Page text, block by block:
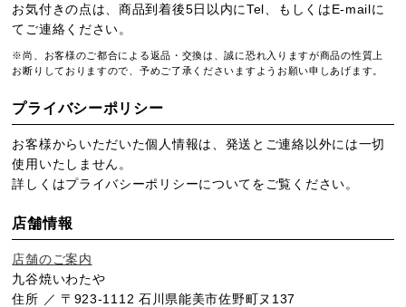
お気付きの点は、商品到着後5日以内にTel、もしくはE-mailに
てご連絡ください。
※尚、お客様のご都合による返品・交換は、誠に恐れ入りますが商品の性質上
お断りしておりますので、予めご了承くださいますようお願い申しあげます。
プライバシーポリシー
お客様からいただいた個人情報は、発送とご連絡以外には一切
使用いたしません。
詳しくはプライバシーポリシーについてをご覧ください。
店舗情報
店舗のご案内
九谷焼いわたや
住所 ／ 〒923-1112 石川県能美市佐野町ヌ137